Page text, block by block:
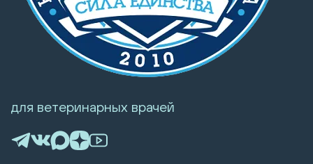
для ветеринарных врачей